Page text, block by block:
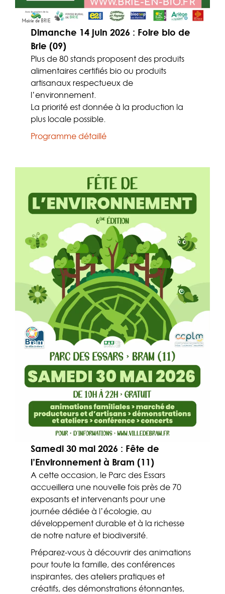
Dimanche 14 juin 2026 : Foire bio de
Brie (09)
Plus de 80 stands proposent des produits
alimentaires certifiés bio ou produits
artisanaux respectueux de
l’environnement.
La priorité est donnée à la production la
plus locale possible.
Programme détaillé
Samedi 30 mai 2026 : Fête de
l’Environnement à Bram (11)
A cette occasion, le Parc des Essars
accueillera une nouvelle fois près de 70
exposants et intervenants pour une
journée dédiée à l’écologie, au
développement durable et à la richesse
de notre nature et biodiversité.
Préparez-vous à découvrir des animations
pour toute la famille, des conférences
inspirantes, des ateliers pratiques et
créatifs, des démonstrations étonnantes,